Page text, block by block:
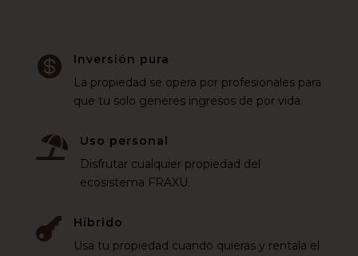

Inversión pura
La propiedad se opera por profesionales para
que tu solo generes ingresos de por vida.

Uso personal
Disfrutar cualquier propiedad del
ecosistema FRAXU.

Híbrido
Usa tu propiedad cuando quieras y rentala el